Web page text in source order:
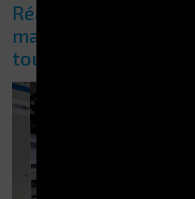
Réagir rapidement
maintenance
tour de stockage